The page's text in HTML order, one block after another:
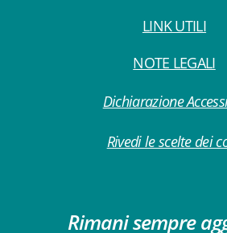
LINK UTILI
NOTE LEGALI
Dichiarazione
Rivedi le scelte dei
Rimani sempre